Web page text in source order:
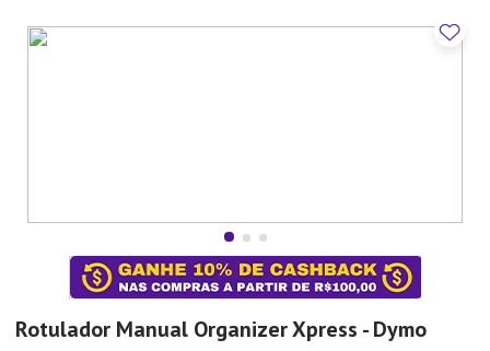
Rotulador Manual Organizer Xpress - Dymo
2º
Pratos
7º
Aparelho Jantar
Xicara
Tapete
10º Lixeira